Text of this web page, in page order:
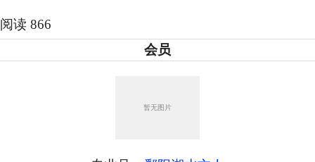
阅读 866
会员